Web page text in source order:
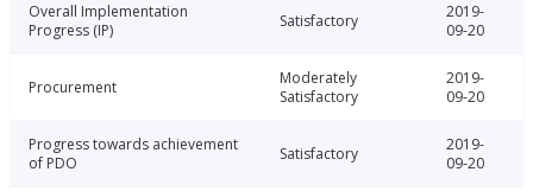
Overall Implementation
Progress (IP)
Satisfactory
2019-
09-20
Procurement
Moderately
Satisfactory
2019-
09-20
Progress towards achievement
of PDO
Satisfactory
2019-
09-20